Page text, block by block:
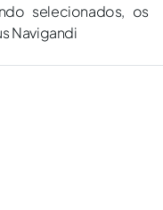
selecionados, os
Navigandi